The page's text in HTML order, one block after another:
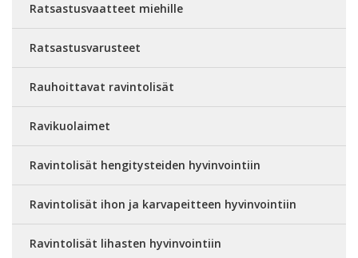
Ratsastusvaatteet miehille
Ratsastusvarusteet
Rauhoittavat ravintolisät
Ravikuolaimet
Ravintolisät hengitysteiden hyvinvointiin
Ravintolisät ihon ja karvapeitteen hyvinvointiin
Ravintolisät lihasten hyvinvointiin